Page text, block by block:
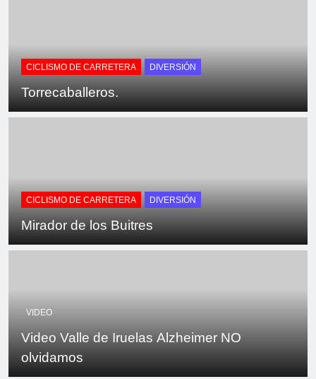
CICLISMO DE CARRETERA DIVERSIÓN
Torrecaballeros.
CICLISMO DE CARRETERA DIVERSIÓN
Mirador de los Buitres
VIDEO
Video Valle de Iruelas Alzheimer NO
olvidamos